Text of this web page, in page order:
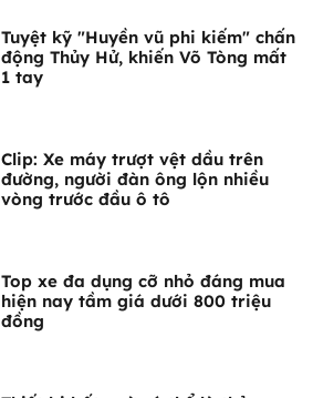
Tuyệt kỹ "Huyền vũ phi kiếm" chấn
động Thủy Hử, khiến Võ Tòng mất
1 tay
Clip: Xe máy trượt vệt dầu trên
đường, người đàn ông lộn nhiều
vòng trước đầu ô tô
Top xe đa dụng cỡ nhỏ đáng mua
hiện nay tầm giá dưới 800 triệu
đồng